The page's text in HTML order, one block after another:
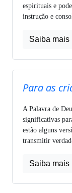
espirituais e
instrução e
Saiba mais
Para as
A Palavra de
significativas
estão alguns
transmitir
Saiba mais